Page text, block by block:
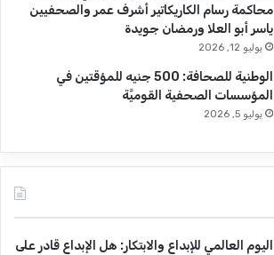
محاكمة رسام الكاريكاتير أشرف عمر والصحفيين
ياسر أبو العلا ورمضان جويدة
يوليو 12, 2026
الوطنية للصحافة: 500 جنيه للمؤقتين في
المؤسسات الصحفية القوميَّة
يوليو 5, 2026
اليوم العالمي للإبداع والابتكار: هل الإبداع قادر على